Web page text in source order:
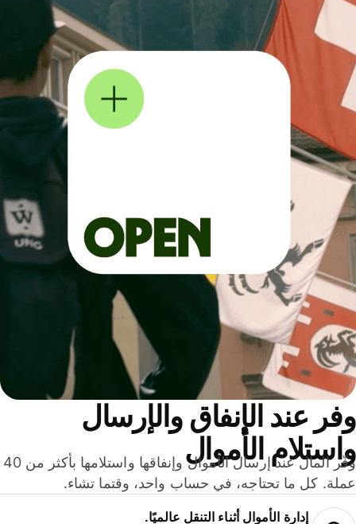
عند الإنفاق والإرسال
الأموال
وفّر المال عند إرسال الأموال وإنفاقها واستلامها بأكثر من 40
كل ما تحتاجه، في حساب واحد، وقتما تشاء.
إدارة الأموال أثناء التنقل عالميًا.